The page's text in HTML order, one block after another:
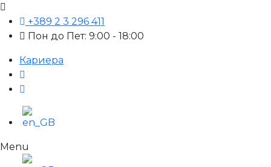
+389 2 3 296 411
Пон до Пет: 9:00 - 18:00
Кариера
Menu